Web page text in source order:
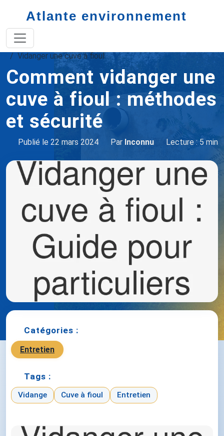
Atlante environnement
Accueil
Vidanger une cuve à fioul
Comment vidanger une
cuve à fioul : méthodes
et sécurité
Publié le 22 mars 2024 Par Inconnu Lecture : 5 min
Catégories :
Entretien
Tags :
Vidange Cuve à fioul Entretien